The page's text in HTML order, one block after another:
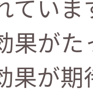
いま
果が
が期